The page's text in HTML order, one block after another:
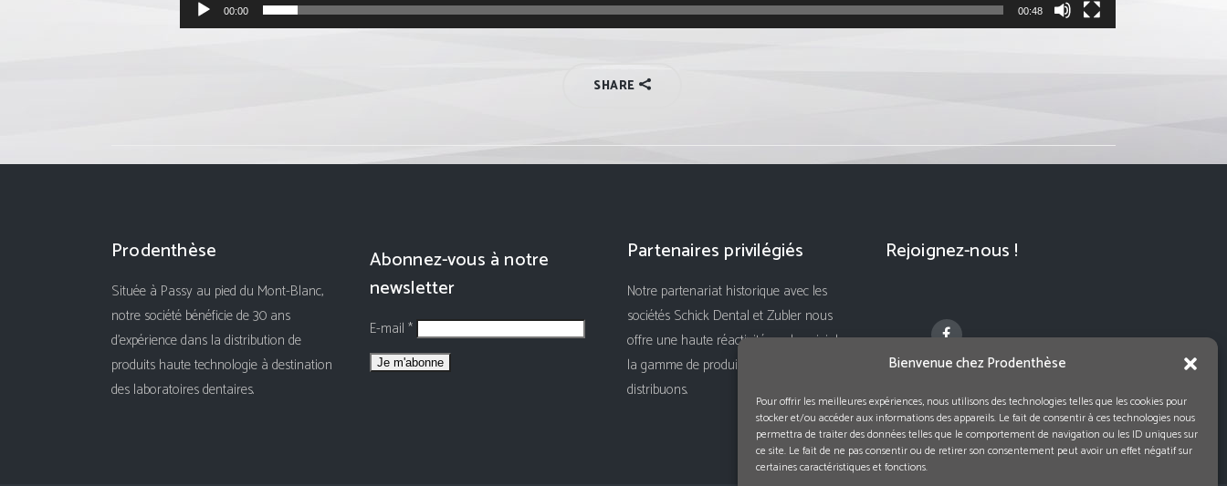
Bienvenue chez Prodenthèse
Pour offrir les meilleures expériences, nous utilisons des technologies telles que les cookies pour
stocker et/ou accéder aux informations des appareils. Le fait de consentir à ces technologies nous
permettra de traiter des données telles que le comportement de navigation ou les ID uniques sur
ce site. Le fait de ne pas consentir ou de retirer son consentement peut avoir un effet négatif sur
certaines caractéristiques et fonctions.
00:00 00:48
SHARE
Prodenthèse
Située à Passy au pied du Mont-Blanc,
notre société bénéficie de 30 ans
d'expérience dans la distribution de
produits haute technologie à destination
des laboratoires dentaires.
Abonnez-vous à notre
newsletter
E-mail *
Partenaires privilégiés
Notre partenariat historique avec les
sociétés Schick Dental et Zubler nous
offre une haute réactivité sur le suivi de
la gamme de produits que nous
distribuons.
Rejoignez-nous !